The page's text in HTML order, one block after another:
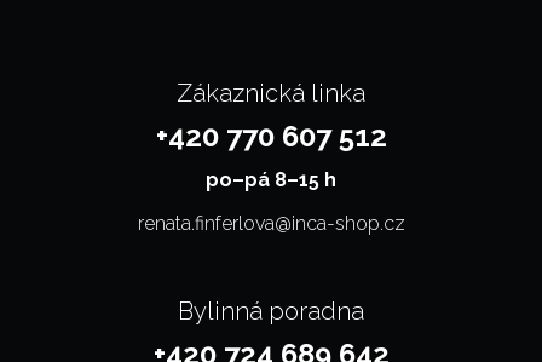
Zákaznická linka
+420 770 607 512
po–⁠⁠⁠⁠⁠⁠pá 8–15 h
renata.finferlova@inca-shop.cz
Bylinná poradna
+420 724 689 642